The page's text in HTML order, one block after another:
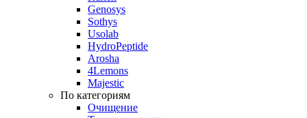
Genosys
Sothys
Usolab
HydroPeptide
Arosha
4Lemons
Majestic
По категориям
Очищение